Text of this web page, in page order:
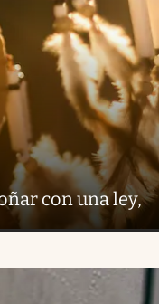
con una ley,